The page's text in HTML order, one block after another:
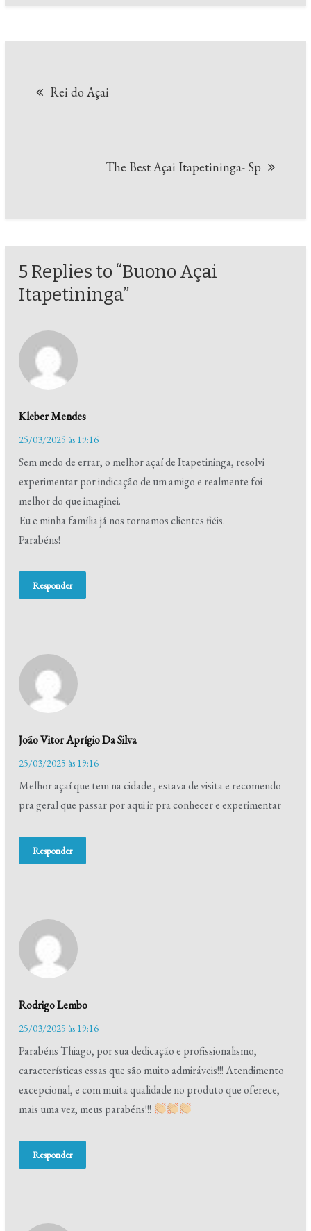
Rei do Açai
The Best Açai Itapetininga- Sp
5 Replies to “Buono Açai
Itapetininga”
Kleber Mendes
25/03/2025 às 19:16
Sem medo de errar, o melhor açaí de Itapetininga, resolvi
experimentar por indicação de um amigo e realmente foi
melhor do que imaginei.
Eu e minha família já nos tornamos clientes fiéis.
Parabéns!
Responder
João Vitor Aprígio Da Silva
25/03/2025 às 19:16
Melhor açaí que tem na cidade , estava de visita e recomendo
pra geral que passar por aqui ir pra conhecer e experimentar
Responder
Rodrigo Lembo
25/03/2025 às 19:16
Parabéns Thiago, por sua dedicação e profissionalismo,
características essas que são muito admiráveis!!! Atendimento
excepcional, e com muita qualidade no produto que oferece,
mais uma vez, meus parabéns!!!
Responder